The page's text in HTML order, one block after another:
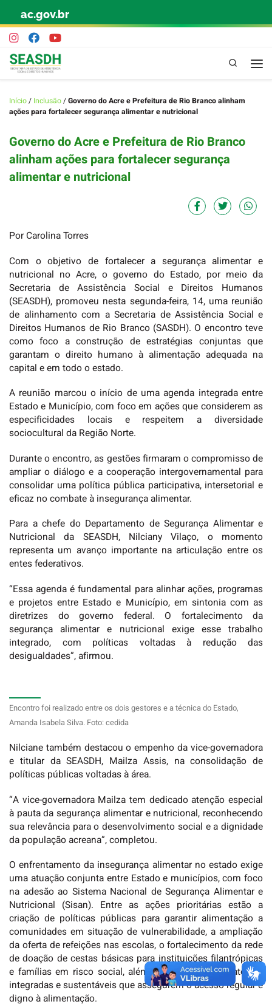
Skip to content
ac.gov.br
Pesquisa
Início/ Inclusão/Governo do Acre e Prefeitura de Rio Branco alinham
ações para fortalecer segurança alimentar e nutricional
Governo do Acre e Prefeitura de Rio Branco
alinham ações para fortalecer segurança
alimentar e nutricional
Por Carolina Torres
Com o objetivo de fortalecer a segurança alimentar e
nutricional no Acre, o governo do Estado, por meio da
Secretaria de Assistência Social e Direitos Humanos
(SEASDH), promoveu nesta segunda-feira, 14, uma reunião
de alinhamento com a Secretaria de Assistência Social e
Direitos Humanos de Rio Branco (SASDH). O encontro teve
como foco a construção de estratégias conjuntas que
garantam o direito humano à alimentação adequada na
capital e em todo o estado.
A reunião marcou o início de uma agenda integrada entre
Estado e Município, com foco em ações que considerem as
especificidades locais e respeitem a diversidade
sociocultural da Região Norte.
Durante o encontro, as gestões firmaram o compromisso de
ampliar o diálogo e a cooperação intergovernamental para
consolidar uma política pública participativa, intersetorial e
eficaz no combate à insegurança alimentar.
Para a chefe do Departamento de Segurança Alimentar e
Nutricional da SEASDH, Nilciany Vilaço, o momento
representa um avanço importante na articulação entre os
entes federativos.
“Essa agenda é fundamental para alinhar ações, programas
e projetos entre Estado e Município, em sintonia com as
diretrizes do governo federal. O fortalecimento da
segurança alimentar e nutricional exige esse trabalho
integrado, com políticas voltadas à redução das
desigualdades”, afirmou.
Encontro foi realizado entre os dois gestores e a técnica do Estado,
Amanda Isabela Silva. Foto: cedida
Nilciane também destacou o empenho da vice-governadora
e titular da SEASDH, Mailza Assis, na consolidação de
políticas públicas voltadas à área.
“A vice-governadora Mailza tem dedicado atenção especial
à pauta da segurança alimentar e nutricional, reconhecendo
sua relevância para o desenvolvimento social e a dignidade
da população acreana”, completou.
O enfrentamento da insegurança alimentar no estado exige
uma atuação conjunta entre Estado e municípios, com foco
na adesão ao Sistema Nacional de Segurança Alimentar e
Nutricional (Sisan). Entre as ações prioritárias estão a
criação de políticas públicas para garantir alimentação a
comunidades em situação de vulnerabilidade, a ampliação
da oferta de refeições nas escolas, o fortalecimento da rede
de doação de cestas básicas para instituições filantrópicas
e famílias em risco social, além da adoção de estratégias
integradas e sustentáveis que assegurem o acesso regular e
digno à alimentação.